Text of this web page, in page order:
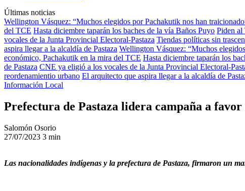
Últimas noticias
Wellington Vásquez: “Muchos elegidos por Pachakutik nos han
del TCE Hasta diciembre taparán los baches de la vía Baños Puyo Piden al
vocales de la Junta Provincial Electoral-Pastaza Tiendas políticas sin
aspira llegar a la alcaldía de Pastaza Wellington Vásquez: “Muchos
económico, Pachakutik en la mira del TCE Hasta diciembre taparán los
de Pastaza CNE ya eligió a los vocales de la Junta Provincial Electoral-
reordenamientio urbano El arquitecto que aspira llegar a la alcaldía de
Información Local
Prefectura de Pastaza lidera campaña a favor
Salomón Osorio
27/07/2023 3 min
Las nacionalidades indígenas y la prefectura de Pastaza, firmaron un